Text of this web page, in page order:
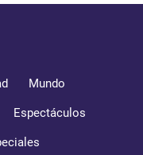
Mundo
Espectáculos